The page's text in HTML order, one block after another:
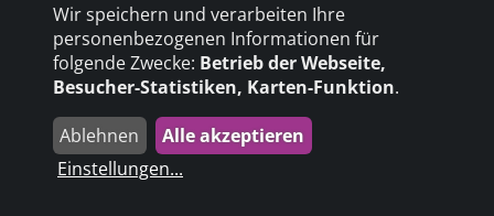
Wir speichern und verarbeiten Ihre
personenbezogenen Informationen für
folgende Zwecke: Betrieb der Webseite,
Besucher-Statistiken, Karten-Funktion.
Ablehnen
Alle akzeptieren
Einstellungen...